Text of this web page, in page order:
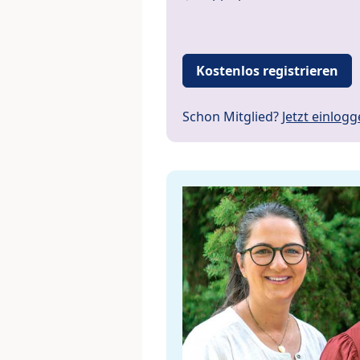
Kostenlos registrieren
Schon Mitglied? Jetzt